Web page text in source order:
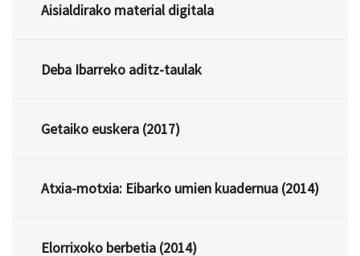
Aisialdirako material digitala
Deba Ibarreko aditz-taulak
Getaiko euskera (2017)
Atxia-motxia: Eibarko umien kuadernua (2014)
Elorrixoko berbetia (2014)